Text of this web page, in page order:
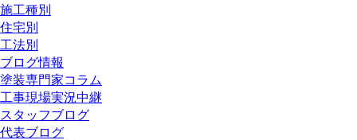
施工種別
住宅別
工法別
ブログ情報
塗装専門家コラム
工事現場実況中継
スタッフブログ
代表ブログ